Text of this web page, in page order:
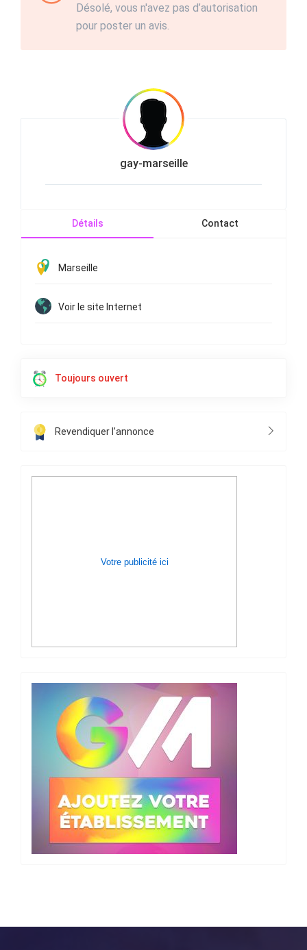
Désolé, vous n'avez pas d’autorisation
pour poster un avis.
gay-marseille
Détails Contact
Marseille
Voir le site Internet
Toujours ouvert
Revendiquer l’annonce
Votre publicité ici